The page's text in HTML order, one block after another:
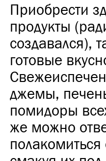
Приобрести
продукты
создавался),
готовые
джемы,
помидоры
же можно